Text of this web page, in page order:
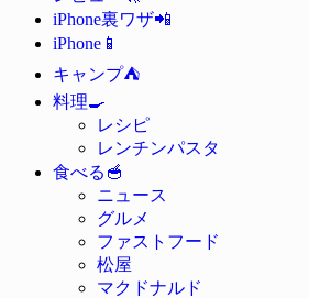
iPhone裏ワザ📲
iPhone 📱
キャンプ⛺
料理🍳
レシピ
レンチンパスタ
食べる 🥣
ニュース
グルメ
ファストフード
松屋
マクドナルド